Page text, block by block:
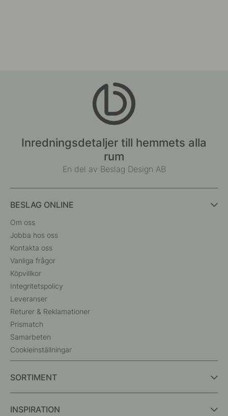
Inredningsdetaljer till hemmets alla
rum
En del av Beslag Design AB
BESLAG ONLINE
Om oss
Jobba hos oss
Kontakta oss
Vanliga frågor
Köpvillkor
Integritetspolicy
Leveranser
Returer & Reklamationer
Prismatch
Samarbeten
Cookieinställningar
SORTIMENT
INSPIRATION